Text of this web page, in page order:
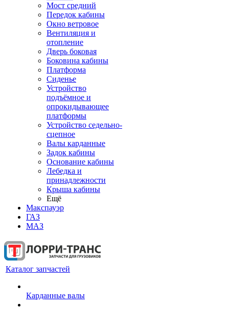
Мост средний
Передок кабины
Окно ветровое
Вентиляция и
отопление
Дверь боковая
Боковина кабины
Платформа
Сиденье
Устройство
подъёмное и
опрокидывающее
платформы
Устройство седельно-
сцепное
Валы карданные
Задок кабины
Основание кабины
Лебедка и
принадлежности
Крыша кабины
Ещё
Макспауэр
ГАЗ
МАЗ
Каталог запчастей
Карданные валы